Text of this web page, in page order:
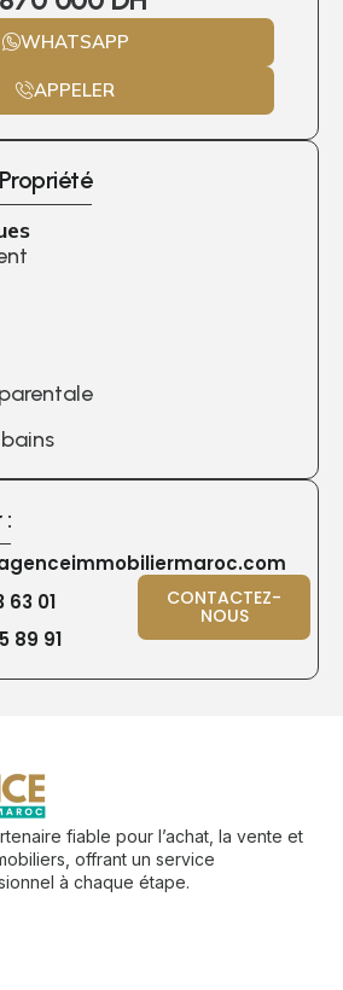
WHATSAPP
APPELER
63 01
89 91
CONTACTEZ-
NOUS
fiable pour l’achat, la vente et
offrant un service
à chaque étape.